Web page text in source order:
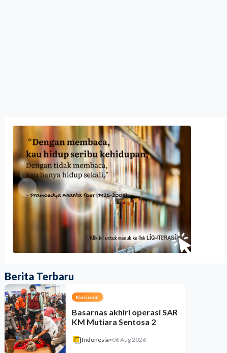
Berita Terbaru
Nasional
Basarnas akhiri operasi SAR
KM Mutiara Sentosa 2
Indonesia•06 Aug 2026